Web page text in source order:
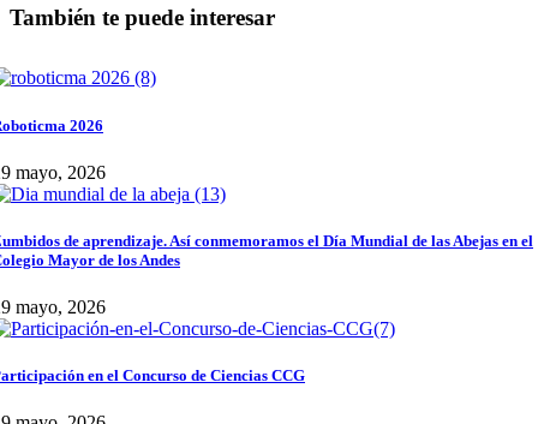
También te puede interesar
2026
mayo, 2026
de aprendizaje. Así conmemoramos el Día Mundial de las Abejas en el
Mayor de los Andes
mayo, 2026
en el Concurso de Ciencias CCG